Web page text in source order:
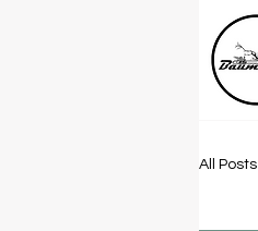
All Posts